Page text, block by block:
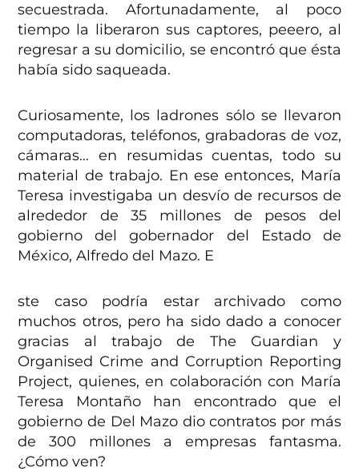
secuestrada. Afortunadamente, al poco
tiempo la liberaron sus captores, peeero, al
regresar a su domicilio, se encontró que ésta
había sido saqueada.
Curiosamente, los ladrones sólo se llevaron
computadoras, teléfonos, grabadoras de voz,
cámaras… en resumidas cuentas, todo su
material de trabajo. En ese entonces, María
Teresa investigaba un desvío de recursos de
alrededor de 35 millones de pesos del
gobierno del gobernador del Estado de
México, Alfredo del Mazo. E
ste caso podría estar archivado como
muchos otros, pero ha sido dado a conocer
gracias al trabajo de The Guardian y
Organised Crime and Corruption Reporting
Project, quienes, en colaboración con María
Teresa Montaño han encontrado que el
gobierno de Del Mazo dio contratos por más
de 300 millones a empresas fantasma.
¿Cómo ven?